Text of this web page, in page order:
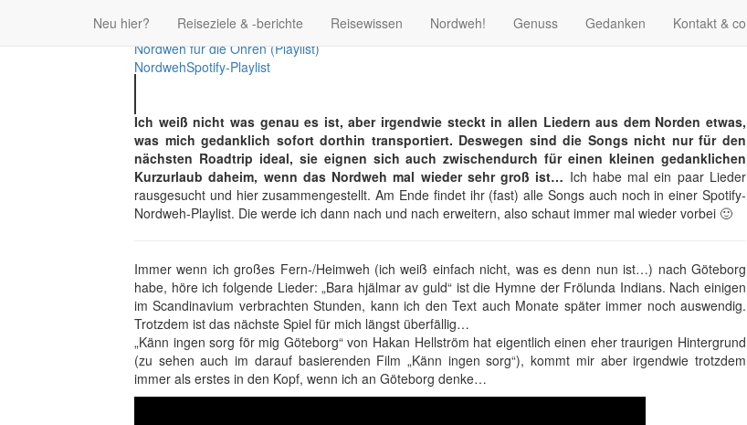
Neu hier? Reiseziele & -berichte Reisewissen Nordweh! Genuss Gedanken Kontakt & co
Nordweh!
Nordweh für die Ohren (Playlist)
NordwehSpotify-Playlist
Ich weiß nicht was genau es ist, aber irgendwie steckt in allen Liedern aus dem Norden etwas,
was mich gedanklich sofort dorthin transportiert. Deswegen sind die Songs nicht nur für den
nächsten Roadtrip ideal, sie eignen sich auch zwischendurch für einen kleinen gedanklichen
Kurzurlaub daheim, wenn das Nordweh mal wieder sehr groß ist… Ich habe mal ein paar Lieder
rausgesucht und hier zusammengestellt. Am Ende findet ihr (fast) alle Songs auch noch in einer Spotify-
Nordweh-Playlist. Die werde ich dann nach und nach erweitern, also schaut immer mal wieder vorbei 🙂
Immer wenn ich großes Fern-/Heimweh (ich weiß einfach nicht, was es denn nun ist…) nach Göteborg
habe, höre ich folgende Lieder: „Bara hjälmar av guld“ ist die Hymne der Frölunda Indians. Nach einigen
im Scandinavium verbrachten Stunden, kann ich den Text auch Monate später immer noch auswendig.
Trotzdem ist das nächste Spiel für mich längst überfällig…
„Känn ingen sorg för mig Göteborg“ von Hakan Hellström hat eigentlich einen eher traurigen Hintergrund
(zu sehen auch im darauf basierenden Film „Känn ingen sorg“), kommt mir aber irgendwie trotzdem
immer als erstes in den Kopf, wenn ich an Göteborg denke…